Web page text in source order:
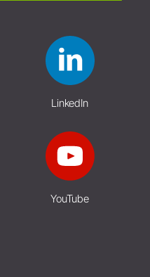
LinkedIn
YouTube